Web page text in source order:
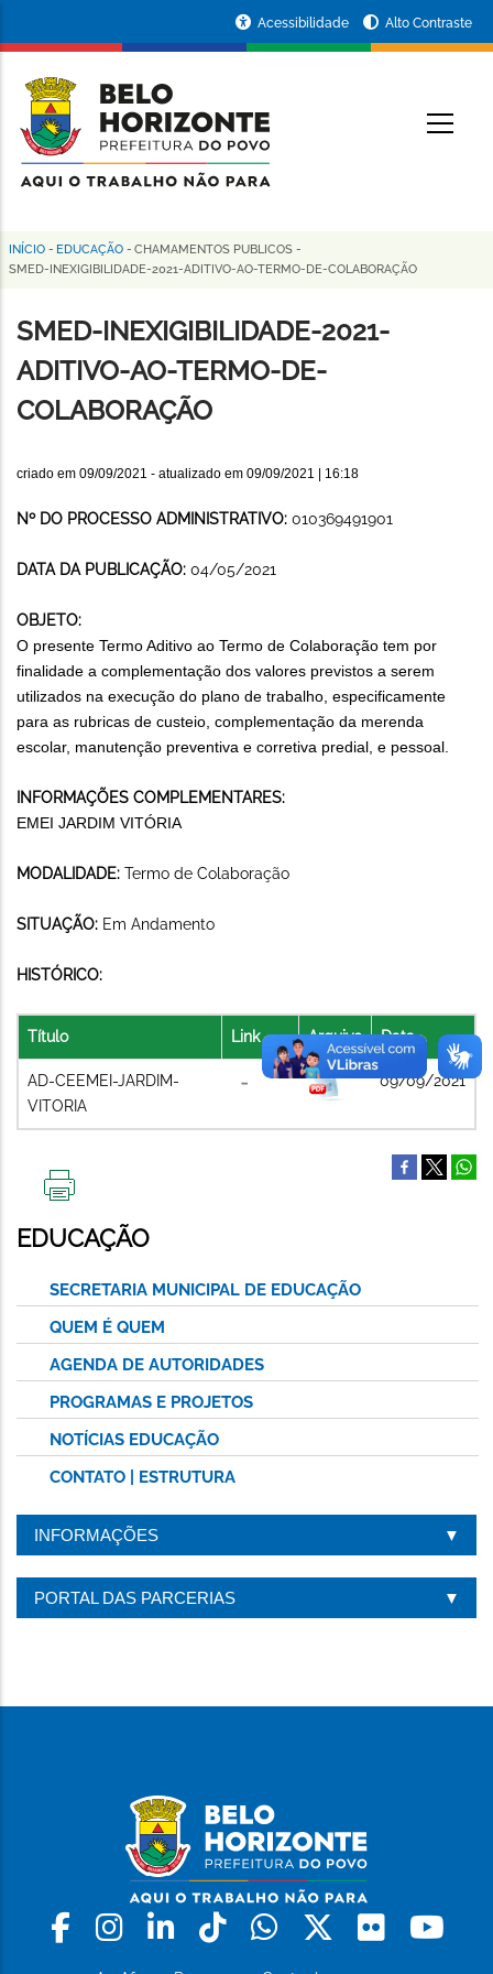
conteúdo
principal
da
Prefeitura
de
Horizonte
Acessibilidade Alto Contraste
Trilha
navegação
INÍCIO - EDUCAÇÃO - CHAMAMENTOS PUBLICOS -
SMED-INEXIGIBILIDADE-2021-ADITIVO-AO-TERMO-DE-COLABORAÇÃO
SMED-INEXIGIBILIDADE-2021-
ADITIVO-AO-TERMO-DE-
COLABORAÇÃO
criado em 09/09/2021 - atualizado em 09/09/2021 | 16:18
Nº DO PROCESSO ADMINISTRATIVO: 010369491901
DATA DA PUBLICAÇÃO: 04/05/2021
OBJETO:
O presente Termo Aditivo ao Termo de Colaboração tem por
finalidade a complementação dos valores previstos a serem
utilizados na execução do plano de trabalho, especificamente
para as rubricas de custeio, complementação da merenda
escolar, manutenção preventiva e corretiva predial, e pessoal.
INFORMAÇÕES COMPLEMENTARES:
EMEI JARDIM VITÓRIA
MODALIDADE: Termo de Colaboração
SITUAÇÃO: Em Andamento
HISTÓRICO:
Título Link Arquivo Data
AD-CEEMEI-JARDIM-
VITORIA
09/09/2021
ESTA
PÁGINA
EDUCAÇÃO
SECRETARIA MUNICIPAL DE EDUCAÇÃO
QUEM É QUEM
AGENDA DE AUTORIDADES
PROGRAMAS E PROJETOS
NOTÍCIAS EDUCAÇÃO
CONTATO | ESTRUTURA
INFORMAÇÕES
PORTAL DAS PARCERIAS
Facebook
Instagram
LinkedinTiktokWhatsapp
X Flickr